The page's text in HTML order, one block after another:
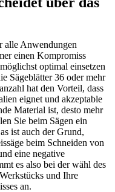
alle Anwendungen
einen Kompromiss
optimal einsetzen
Sägeblätter 36 oder mehr
hat den Vorteil, dass
eignet und akzeptable
Material ist, desto mehr
Sie beim Sägen ein
ist auch der Grund,
beim Schneiden von
eine negative
es also bei der wähl des
und Ihre
an.